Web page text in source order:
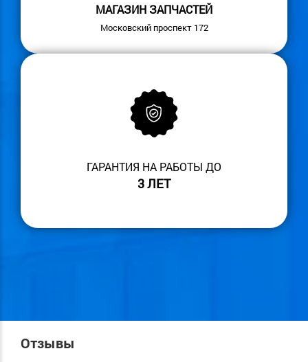
МАГАЗИН ЗАПЧАСТЕЙ
Московский проспект 172
ГАРАНТИЯ НА РАБОТЫ ДО
3 ЛЕТ
Отзывы